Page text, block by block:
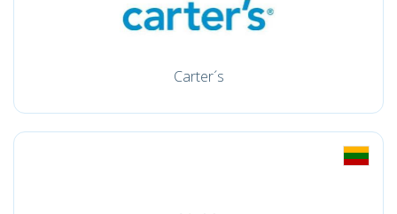
Carter´s